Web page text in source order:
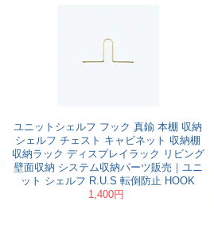
ユニットシェルフ フック 真鍮 本棚 収納
シェルフ チェスト キャビネット 収納棚
収納ラック ディスプレイラック リビング
壁面収納 システム収納パーツ販売｜ユニ
ット シェルフ R.U.S 転倒防止 HOOK
1,400円